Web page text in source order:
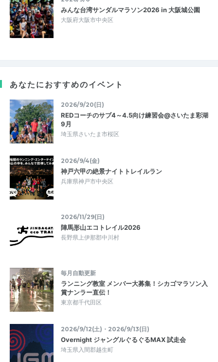
みんな台湾サンダルマラソン2026 in 大阪城公園
大阪府大阪市中央区
あなたにおすすめのイベント
2026/9/20(日)
REDコーチのサブ4～4.5向け練習会@さいたま彩湖
9月
埼玉県さいたま市桜区
2026/9/4(金)
神戸六甲の絶景ナイトトレイルラン
兵庫県神戸市中央区
2026/11/29(日)
陣馬形山エコトレイル2026
長野県上伊那郡中川村
毎月自動更新
ランニング教室 メンバー大募集！シカゴマラソン入
賞ナンラー直伝！
東京都千代田区
2026/9/12(土)・2026/9/13(日)
Overnight ジャングルぐるぐるMAX 試走会
埼玉県入間郡越生町